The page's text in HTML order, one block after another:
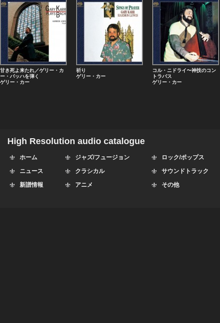
甘き死よ来たれ／ゲリー・カ
ー・バッハを弾く
ゲリー・カー
祈り
ゲリー・カー
コル・ニドライ〜神技のコン
トラバス
ゲリー・カー
High Resolution audio catalogue
ホーム
ニュース
新譜情報
ジャズ/フュージョン
クラシカル
アニメ
ロック/ポップス
サウンドトラック
その他